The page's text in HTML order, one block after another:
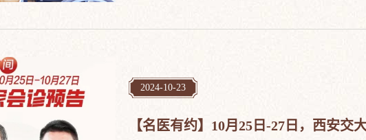
2024-10-23
【名医有约】10月25日-27日，西安